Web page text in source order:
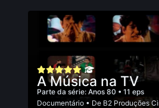
A Música na TV
Parte da série: Anos 80 • 11 eps
Documentário • De B2 Produções